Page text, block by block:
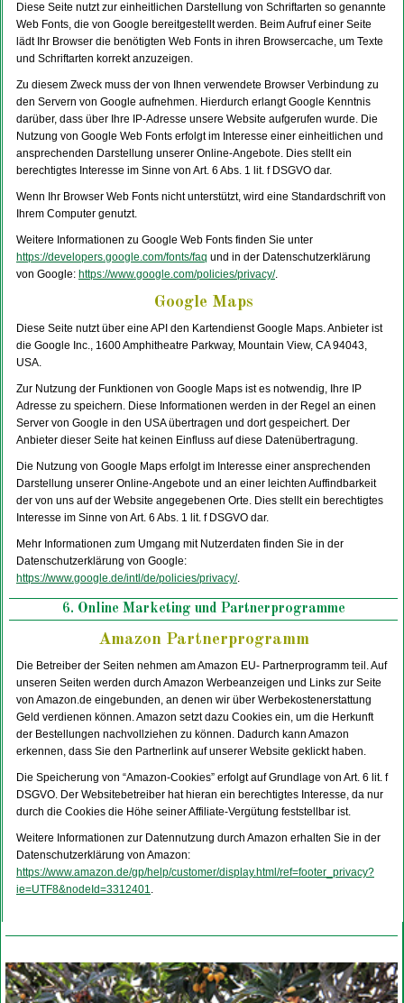
Diese Seite nutzt zur einheitlichen Darstellung von Schriftarten so genannte
Web Fonts, die von Google bereitgestellt werden. Beim Aufruf einer Seite
lädt Ihr Browser die benötigten Web Fonts in ihren Browsercache, um Texte
und Schriftarten korrekt anzuzeigen.
Zu diesem Zweck muss der von Ihnen verwendete Browser Verbindung zu
den Servern von Google aufnehmen. Hierdurch erlangt Google Kenntnis
darüber, dass über Ihre IP-Adresse unsere Website aufgerufen wurde. Die
Nutzung von Google Web Fonts erfolgt im Interesse einer einheitlichen und
ansprechenden Darstellung unserer Online-Angebote. Dies stellt ein
berechtigtes Interesse im Sinne von Art. 6 Abs. 1 lit. f DSGVO dar.
Wenn Ihr Browser Web Fonts nicht unterstützt, wird eine Standardschrift von
Ihrem Computer genutzt.
Weitere Informationen zu Google Web Fonts finden Sie unter
https://developers.google.com/fonts/faq und in der Datenschutzerklärung
von Google: https://www.google.com/policies/privacy/.
Google Maps
Diese Seite nutzt über eine API den Kartendienst Google Maps. Anbieter ist
die Google Inc., 1600 Amphitheatre Parkway, Mountain View, CA 94043,
USA.
Zur Nutzung der Funktionen von Google Maps ist es notwendig, Ihre IP
Adresse zu speichern. Diese Informationen werden in der Regel an einen
Server von Google in den USA übertragen und dort gespeichert. Der
Anbieter dieser Seite hat keinen Einfluss auf diese Datenübertragung.
Die Nutzung von Google Maps erfolgt im Interesse einer ansprechenden
Darstellung unserer Online-Angebote und an einer leichten Auffindbarkeit
der von uns auf der Website angegebenen Orte. Dies stellt ein berechtigtes
Interesse im Sinne von Art. 6 Abs. 1 lit. f DSGVO dar.
Mehr Informationen zum Umgang mit Nutzerdaten finden Sie in der
Datenschutzerklärung von Google:
https://www.google.de/intl/de/policies/privacy/.
6. Online Marketing und Partnerprogramme
Amazon Partnerprogramm
Die Betreiber der Seiten nehmen am Amazon EU- Partnerprogramm teil. Auf
unseren Seiten werden durch Amazon Werbeanzeigen und Links zur Seite
von Amazon.de eingebunden, an denen wir über Werbekostenerstattung
Geld verdienen können. Amazon setzt dazu Cookies ein, um die Herkunft
der Bestellungen nachvollziehen zu können. Dadurch kann Amazon
erkennen, dass Sie den Partnerlink auf unserer Website geklickt haben.
Die Speicherung von “Amazon-Cookies” erfolgt auf Grundlage von Art. 6 lit. f
DSGVO. Der Websitebetreiber hat hieran ein berechtigtes Interesse, da nur
durch die Cookies die Höhe seiner Affiliate-Vergütung feststellbar ist.
Weitere Informationen zur Datennutzung durch Amazon erhalten Sie in der
Datenschutzerklärung von Amazon:
https://www.amazon.de/gp/help/customer/display.html/ref=footer_privacy?
ie=UTF8&nodeId=3312401.